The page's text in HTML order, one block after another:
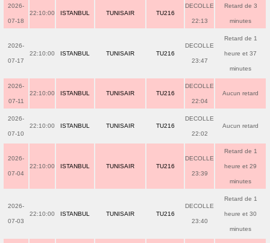
2026-
07-18
22:10:00 ISTANBUL TUNISAIR TU216
DECOLLE
22:13
Retard de 3
minutes
2026-
07-17
22:10:00 ISTANBUL TUNISAIR TU216
DECOLLE
23:47
Retard de 1
heure et 37
minutes
2026-
07-11
22:10:00 ISTANBUL TUNISAIR TU216
DECOLLE
22:04
Aucun retard
2026-
07-10
22:10:00 ISTANBUL TUNISAIR TU216
DECOLLE
22:02
Aucun retard
2026-
07-04
22:10:00 ISTANBUL TUNISAIR TU216
DECOLLE
23:39
Retard de 1
heure et 29
minutes
2026-
07-03
22:10:00 ISTANBUL TUNISAIR TU216
DECOLLE
23:40
Retard de 1
heure et 30
minutes